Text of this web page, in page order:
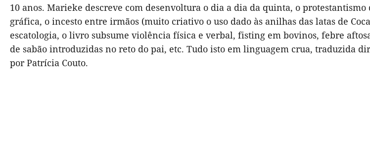
10 anos. Marieke descreve com desenvoltura o dia a dia da quinta, o
gráfica, o incesto entre irmãos (muito criativo o uso dado às anilhas das latas de
escatologia, o livro subsume violência física e verbal, fisting em bovinos, febre
de sabão introduzidas no reto do pai, etc. Tudo isto em linguagem crua, traduzida
por Patrícia Couto.